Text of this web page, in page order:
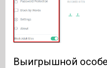
Выигрышной